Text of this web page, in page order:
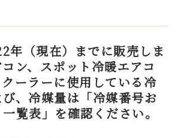
年（現在）までに販売しま
ン、スポット冷暖エアコ
ーラーに使用している冷
、冷媒量は「冷媒番号お
覧表」を確認ください。